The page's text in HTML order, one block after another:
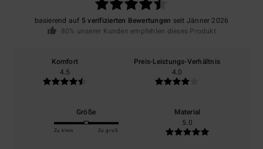
basierend auf 5 verifizierten Bewertungen seit Jänner 2026
80% unserer Kunden empfehlen dieses Produkt
Komfort
4.5
Preis-Leistungs-Verhältnis
4.0
Größe
Zu klein Zu groß
Material
5.0